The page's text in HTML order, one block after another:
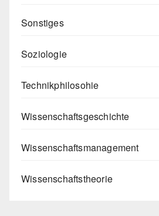
Sonstiges
Soziologie
Technikphilosohie
Wissenschaftsgeschichte
Wissenschaftsmanagement
Wissenschaftstheorie